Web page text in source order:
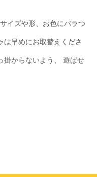
イズや形、お色にバラつ
は早めにお取替えくださ
掛からないよう、 遊ばせ